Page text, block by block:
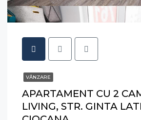
VÂNZARE
APARTAMENT CU 2
LIVING, STR. GINTA